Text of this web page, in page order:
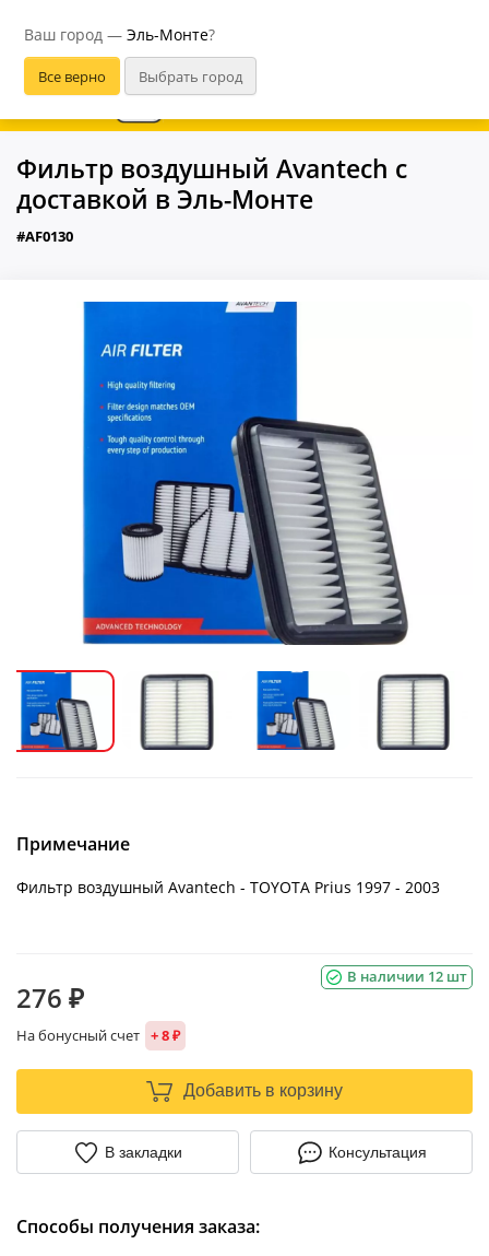
Ваш город — Эль-Монте?
В приложении удобнее
Фильтр воздушный Avantech с
доставкой в Эль-Монте
#AF0130
Примечание
Фильтр воздушный Avantech - TOYOTA Prius 1997 - 2003
В наличии 12 шт
276 ₽
На бонусный счет + 8 ₽
Добавить в корзину
В закладки Консультация
Способы получения заказа: